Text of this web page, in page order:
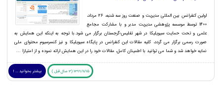
اولین کنفرانس بین المللی مدیریت و صنعت روز سه شنبه، 26 مرداد،
1400 توسط موسسه پژوهشی مدیریت مدبر و با مشارکت مجامع
علمی و تحت حمایت سیویلیکا در شهر تفلیس-گرجستان برگزار می شود.با توجه به اینکه این همایش به
صورت رسمی برگزار می گردد، کلیه مقالات این کنفرانس در پایگاه سیویلیکا و نیز کنسرسیوم محتوای ملی
نمایه خواهد شد و شما می توانید با اطمینان کامل، مقالات خود را در این همایش ارائه نموده و از امتیازا ...
1399/11/15 (3 سال قبل ) بیشتر بخوانید ... !